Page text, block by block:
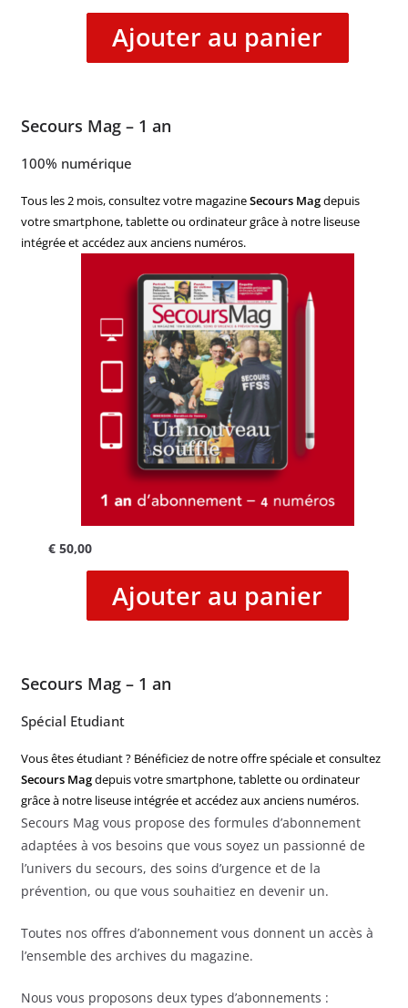
Ajouter au panier
Secours Mag – 1 an
100% numérique
Tous les 2 mois, consultez votre magazineSecours Magdepuis
votre smartphone, tablette ou ordinateur grâce à notre liseuse
intégrée et accédez aux anciens numéros.
€50,00
Ajouter au panier
Secours Mag – 1 an
Spécial Etudiant
Vous êtes étudiant ? Bénéficiez de notre offre spéciale et consultez
Secours Magdepuis votre smartphone, tablette ou ordinateur
grâce à notre liseuse intégrée et accédez aux anciens numéros.
Secours Mag vous propose des formules d’abonnement
adaptées à vos besoins que vous soyez un passionné de
l’univers du secours, des soins d’urgence et de la
prévention, ou que vous souhaitiez en devenir un.
Toutes nos offres d’abonnement vous donnent un accès à
l’ensemble des archives du magazine.
Nous vous proposons deux types d’abonnements :